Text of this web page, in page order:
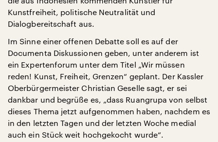
Kunstfreiheit, politische Neutralität und
Dialogbereitschaft aus.
Im Sinne einer offenen Debatte soll es auf der
Documenta Diskussionen geben, unter anderem ist
ein Expertenforum unter dem Titel „Wir müssen
reden! Kunst, Freiheit, Grenzen“ geplant. Der Kassler
Oberbürgermeister Christian Geselle sagt, er sei
dankbar und begrüße es, „dass Ruangrupa von selbst
dieses Thema jetzt aufgenommen haben, nachdem es
in den letzten Tagen und der letzten Woche medial
auch ein Stück weit hochgekocht wurde“.